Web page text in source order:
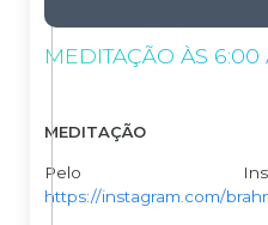
MEDITAÇÃO ÀS 6:00
MEDITAÇÃO
Pelo
https://instagram.com/